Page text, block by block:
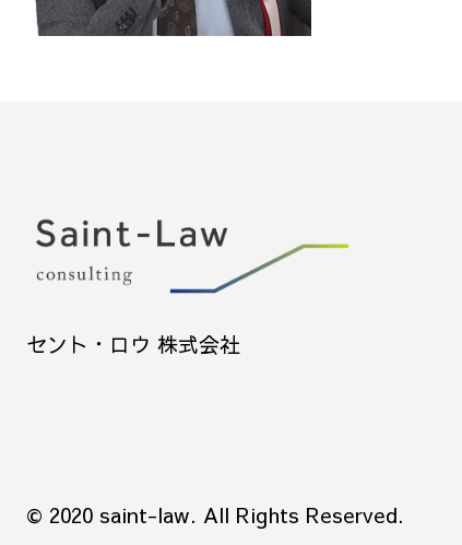
セント・ロウ 株式会社
© 2020 saint-law. All Rights Reserved.